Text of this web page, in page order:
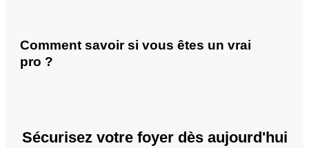
Comment savoir si vous êtes un vrai
pro ?
Sécurisez votre foyer dès aujourd'hui